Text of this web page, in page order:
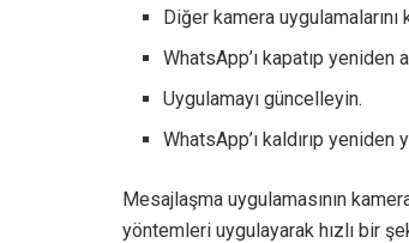
Diğer kamera uygulamalarını
WhatsApp’ı kapatıp yeniden
Uygulamayı güncelleyin.
WhatsApp’ı kaldırıp yeniden
Mesajlaşma uygulamasının
yöntemleri uygulayarak hızlı bir